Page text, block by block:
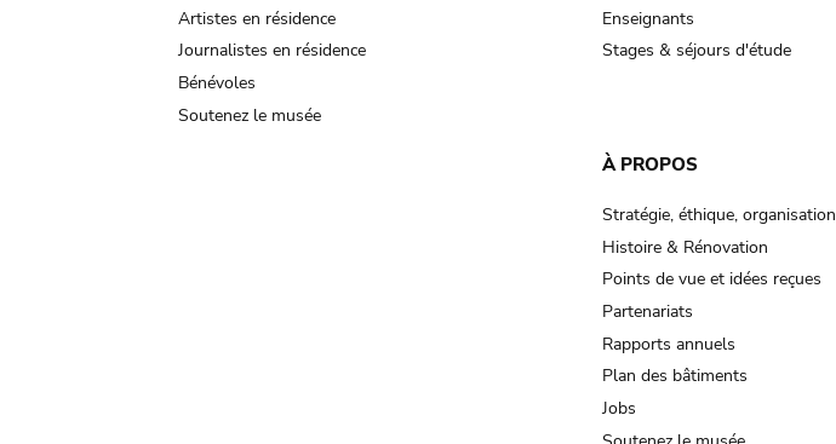
Artistes en résidence
Journalistes en résidence
Bénévoles
Soutenez le musée
Enseignants
Stages & séjours d'étude
À PROPOS
Stratégie, éthique, organisation
Histoire & Rénovation
Points de vue et idées reçues
Partenariats
Rapports annuels
Plan des bâtiments
Jobs